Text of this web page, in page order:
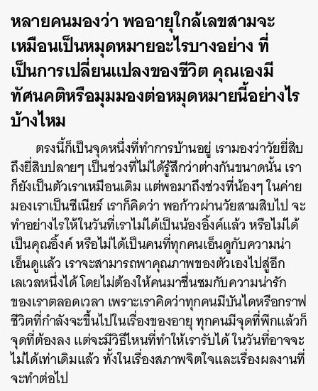
หลายคนมองว่า พออายุใกล้เลขสามจะ
เหมือนเป็นหมุดหมายอะไรบางอย่าง ที่
เป็นการเปลี่ยนแปลงของชีวิต คุณเองมี
ทัศนคติหรือมุมมองต่อหมุดหมายนี้อย่างไร
บ้างไหม
ตรงนี้ก็เป็นจุดหนึ่งที่ทำการบ้านอยู่ เรามองว่าวัยยี่สิบ
ถึงยี่สิบปลายๆ เป็นช่วงที่ไม่ได้รู้สึกว่าต่างกันขนาดนั้น เรา
ก็ยังเป็นตัวเราเหมือนเดิม แต่พอมาถึงช่วงที่น้องๆ ในค่าย
มองเราเป็นซีเนียร์ เราก็คิดว่า พอก้าวผ่านวัยสามสิบไป จะ
ทำอย่างไรให้ในวันที่เราไม่ได้เป็นน้องอิ้งค์แล้ว หรือไม่ได้
เป็นคุณอิ้งค์ หรือไม่ได้เป็นคนที่ทุกคนเอ็นดูกับความน่า
เอ็นดูแล้ว เราจะสามารถพาคุณภาพของตัวเองไปสู่อีก
เลเวลหนึ่งได้ โดยไม่ต้องให้คนมาชื่นชมกับความน่ารัก
ของเราตลอดเวลา เพราะเราคิดว่าทุกคนมีบันไดหรือกราฟ
ชีวิตที่กำลังจะขึ้นไปในเรื่องของอายุ ทุกคนมีจุดที่พีกแล้วก็
จุดที่ต้องลง แต่จะมีวิธีไหนที่ทำให้เรารับได้ ในวันที่อาจจะ
ไม่ได้เท่าเดิมแล้ว ทั้งในเรื่องสภาพจิตใจและเรื่องผลงานที่
จะทำต่อไป